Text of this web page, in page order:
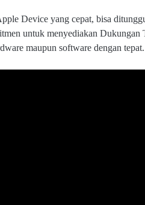
Device yang cepat, bisa
untuk menyediakan Dukungan
maupun software dengan tepat.